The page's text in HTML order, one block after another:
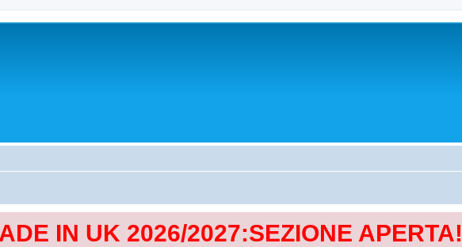
IN UK 2026/2027:SEZIONE APERTA!